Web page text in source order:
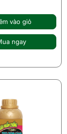
vào giỏ
ngay